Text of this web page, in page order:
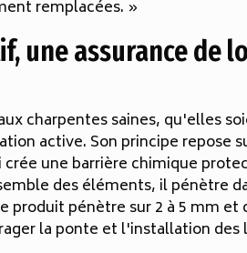
remplacées. »
une assurance de
charpentes saines, qu'elles
active. Son principe repose
une barrière chimique
des éléments, il pénètre
produit pénètre sur 2 à 5 mm et
la ponte et l'installation des